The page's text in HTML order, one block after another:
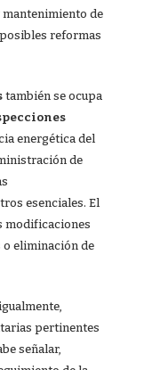
mantenimiento de
reformas
también se ocupa
energética del
de
esenciales. El
modificaciones
eliminación de
pertinentes
señalar,